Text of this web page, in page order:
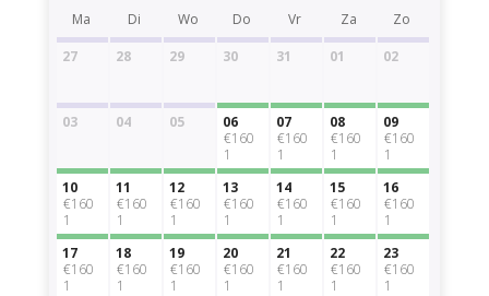
Ma Di Wo Do Vr Za
Zo
27
28 29 30 31 01 02
03 04 05
06
€160
1
07
€160
1
08
€160
1
09
€160
1
10
€160
1
11
€160
1
12
€160
1
13
€160
1
14
€160
1
15
€160
1
16
€160
1
17
€160
1
18
€160
1
19
€160
1
20
€160
1
21
€160
1
22
€160
1
23
€160
1